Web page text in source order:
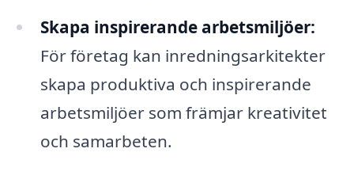
Skapa inspirerande arbetsmiljöer:
För företag kan inredningsarkitekter
skapa produktiva och inspirerande
arbetsmiljöer som främjar kreativitet
och samarbeten.